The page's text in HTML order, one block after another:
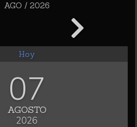
AGO / 2026
Hoy
07
AGOSTO
2026